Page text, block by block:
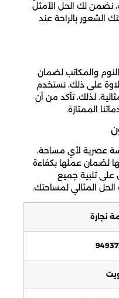
نضمن لك الحل الأمثل
الشعور بالراحة عند
والمكاتب لضمان
على ذلك، نستخدم
لذلك، تأكد من أن
الممتازة.
عصرية لأي مساحة،
لضمان عملها بكفاءة
على تلبية جميع
المثالي لمساحتك.
نجارة